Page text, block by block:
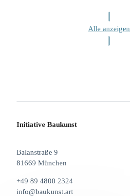
Alle anzeigen
Initiative Baukunst
Balanstraße 9
81669 München
+49 89 4800 2324
info@baukunst.art